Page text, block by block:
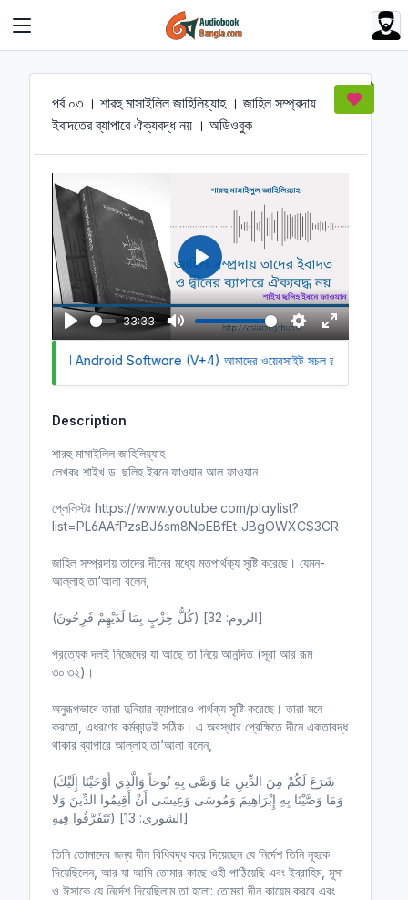
পর্ব ০৩ । শারহু মাসাইলিল জাহিলিয়্যাহ । জাহিল সম্প্রদায়
ইবাদতের ব্যাপারে ঐক্যবদ্ধ নয় । অডিওবুক
P
33:33
M
u
S
e
E
n
s
P
l
a
y
Android Software (V+4) আমাদের ওয়েবসাইট সচল রাখতে আমাদের
Description
শারহু মাসাইলিল জাহিলিয়্যাহ
লেখকঃ শাইখ ড. ছলিহ ইবনে ফাওযান আল ফাওযান
প্লেলিস্টঃ https://www.youtube.com/playlist?
list=PL6AAfPzsBJ6sm8NpEBfEt-JBgOWXCS3CR
জাহিল সম্প্রদায় তাদের দীনের মধ্যে মতপার্থক্য সৃষ্টি করেছে। যেমন-
আল্লাহ তা‘আলা বলেন,
(كُلُّ حِزْبٍ بِمَا لَدَيْهِمْ فَرِحُونَ) [الروم: 32]
প্রত্যেক দলই নিজেদের যা আছে তা নিয়ে আনন্দিত (সূরা আর রূম
৩০:৩২)।
অনুরূপভাবে তারা দুনিয়ার ব্যাপারেও পার্থক্য সৃষ্টি করেছে। তারা মনে
করতো, এধরণের কর্মকান্ডই সঠিক। এ অবস্থার প্রেক্ষিতে দীনে একতাবদ্ধ
থাকার ব্যাপারে আল্লাহ তা‘আলা বলেন,
(شَرَعَ لَكُمْ مِنَ الدِّينِ مَا وَصَّى بِهِ نُوحاً وَالَّذِي أَوْحَيْنَا إِلَيْكَ
وَمَا وَصَّيْنَا بِهِ إِبْرَاهِيمَ وَمُوسَى وَعِيسَى أَنْ أَقِيمُوا الدِّينَ وَلا
تَتَفَرَّقُوا فِيهِ) [الشورى: 13]
তিনি তোমাদের জন্য দীন বিধিবদ্ধ করে দিয়েছেন যে নির্দেশ তিনি নূহকে
দিয়েছিলেন, আর যা আমি তোমার কাছে ওহী পাঠিয়েছি এবং ইব্রাহিম, মূসা
ও ঈসাকে যে নির্দেশ দিয়েছিলাম তা হলো: তোমরা দীন কায়েম করবে এবং